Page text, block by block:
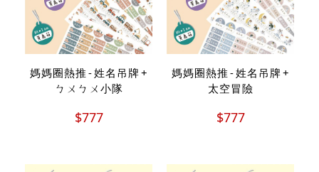
媽媽圈熱推 - 姓名吊牌 +
ㄅㄨㄅㄨ小隊
$777
媽媽圈熱推 - 姓名吊牌 +
太空冒險
$777